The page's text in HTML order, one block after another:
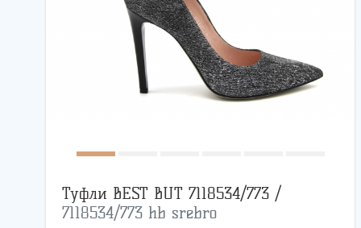
Туфли BEST BUT 7118534/773 /
7118534/773 hb srebro